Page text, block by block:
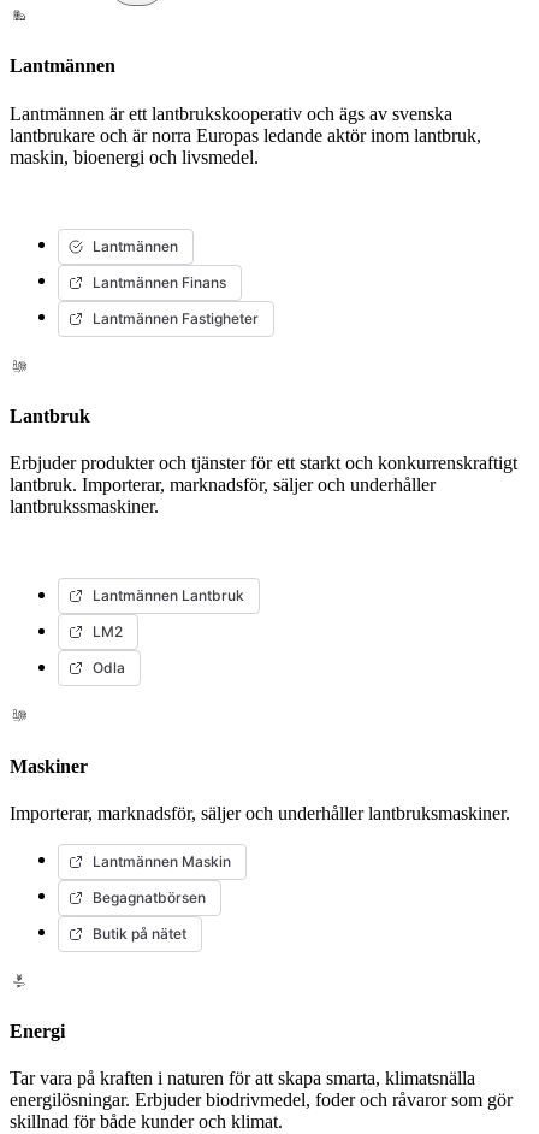
Lantmännen
Lantmännen är ett lantbrukskooperativ och ägs av svenska
lantbrukare och är norra Europas ledande aktör inom lantbruk,
maskin, bioenergi och livsmedel.
Lantmännen
Lantmännen Finans
Lantmännen Fastigheter
Lantbruk
Erbjuder produkter och tjänster för ett starkt och konkurrenskraftigt
lantbruk. Importerar, marknadsför, säljer och underhåller
lantbrukssmaskiner.
Lantmännen Lantbruk
LM2
Odla
Maskiner
Importerar, marknadsför, säljer och underhåller lantbruksmaskiner.
Lantmännen Maskin
Begagnatbörsen
Butik på nätet
Energi
Tar vara på kraften i naturen för att skapa smarta, klimatsnälla
energilösningar. Erbjuder biodrivmedel, foder och råvaror som gör
skillnad för både kunder och klimat.